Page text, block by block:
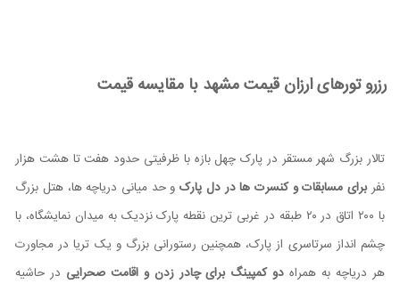
رزرو تورهای ارزان قیمت مشهد با مقایسه قیمت
تالار بزرگ شهر مستقر در پارک چهل بازه با ظرفیتی حدود هفت تا هشت هزار
نفربرای مسابقات و کنسرت ‌ها در دل پارکو حد میانی دریاچه‌ ها، هتل بزرگ
با ۲۰۰ اتاق در ۲۰ طبقه در غربی ‏ترین نقطه پارک نزدیک به میدان نمایشگاه، با
چشم انداز سرتاسری از پارک، همچنین رستورانی بزرگ و یک تریا در مجاورت
هر دریاچه به همراه دو کمپینگ برای چادر زدن و اقامت صحرایی در حاشیه